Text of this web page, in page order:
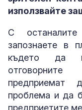
използвайте
С
запознаете в
където да
предприемат
проблема и да
предприетите